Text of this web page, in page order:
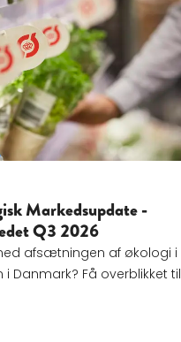
Markedsupdate -
Q3 2026
afsætningen af økologi i
Danmark? Få overblikket til